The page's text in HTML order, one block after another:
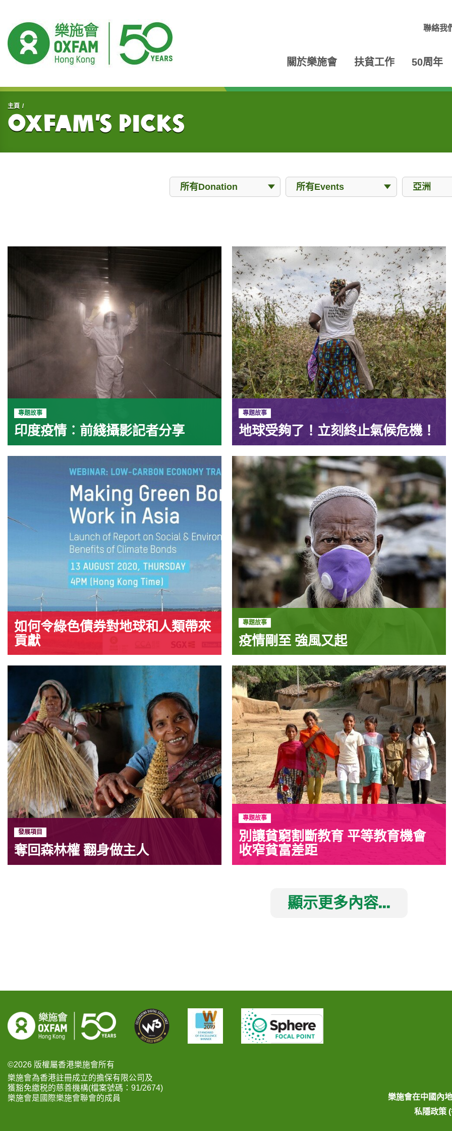
聯絡我
關於樂施會 扶貧工作 50周年
開始主要內容
主頁
Oxfam’s Picks
Donation
所有Donation
Events
所有Events
Locations
亞洲
專題故事
印度疫情︰前綫攝影記者分享
專題故事
地球受夠了！立刻終止氣候危機！
如何令綠色債券對地球和人類帶來
貢獻
專題故事
疫情剛至 強風又起
發展項目
奪回森林權 翻身做主人
專題故事
別讓貧窮割斷教育 平等教育機會
收窄貧富差距
顯示更多內容...
©2026 版權屬香港樂施會所有
樂施會為香港註冊成立的擔保有限公司及
獲豁免繳税的慈善機構(檔案號碼：91/2674)
樂施會是國際樂施會聯會的成員
樂施會在中國內地
私隱政策